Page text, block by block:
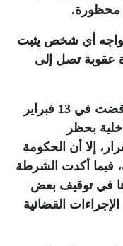
محظورة.
يواجه أي شخص يثبت
عقوبة تصل إلى
وكانت المحكمة العليا البريطانية قد قضت في 13 فبراير
بحظر
إلا أن الحكومة
فيما أكدت الشرطة
في توقيف بعض
القضائية